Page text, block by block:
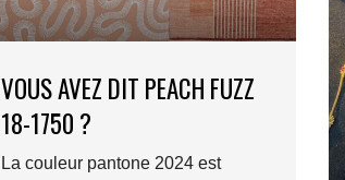
VOUS AVEZ DIT PEACH FUZZ
18-1750 ?
La couleur pantone 2024 est